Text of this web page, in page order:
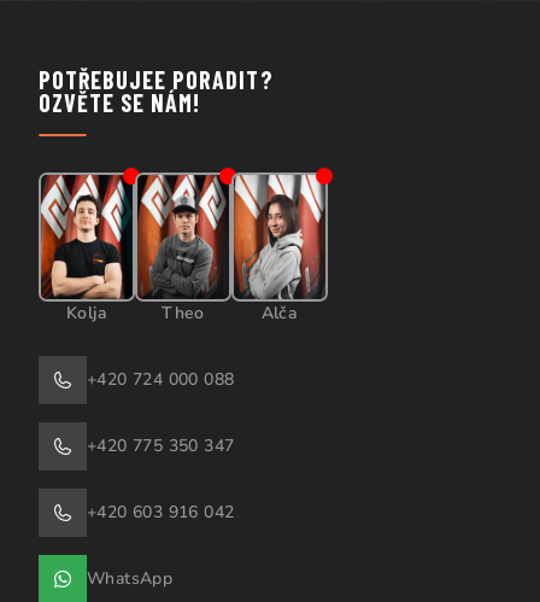
POTŘEBUJEE PORADIT?
OZVĚTE SE NÁM!
Kolja Theo Alča
+420 724 000 088
+420 775 350 347
+420 603 916 042
WhatsApp